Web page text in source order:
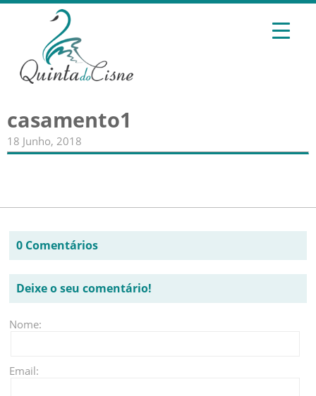
casamento1
18 Junho, 2018
0 Comentários
Deixe o seu comentário!
Nome:
Email: